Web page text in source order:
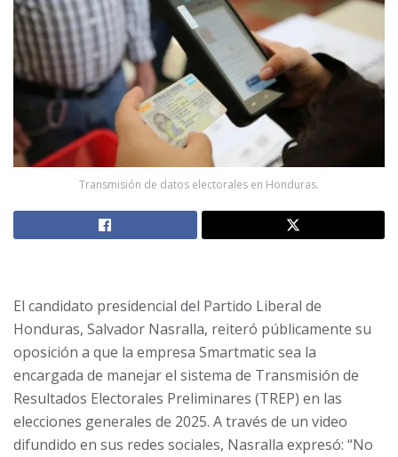
Transmisión de datos electorales en Honduras.
El candidato presidencial del Partido Liberal de
Honduras, Salvador Nasralla, reiteró públicamente su
oposición a que la empresa Smartmatic sea la
encargada de manejar el sistema de Transmisión de
Resultados Electorales Preliminares (TREP) en las
elecciones generales de 2025. A través de un video
difundido en sus redes sociales, Nasralla expresó: “No